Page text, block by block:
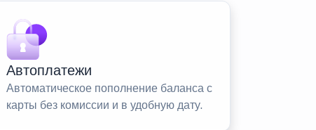
Автоплатежи
Автоматическое пополнение баланса с
карты без комиссии и в удобную дату.